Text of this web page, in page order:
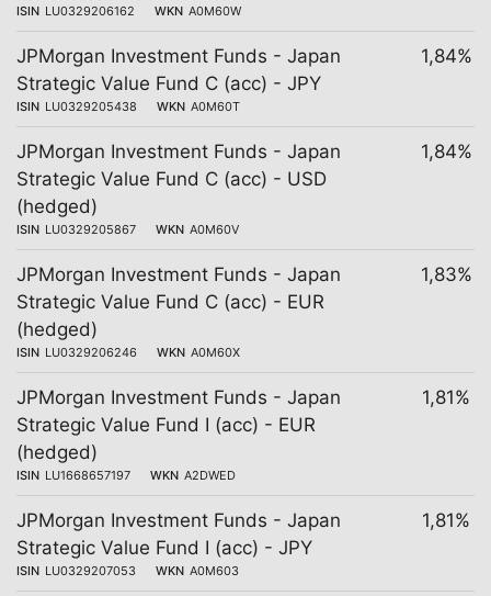
ISIN LU0329206162 WKN A0M60W
JPMorgan Investment Funds - Japan
Strategic Value Fund C (acc) - JPY
ISIN LU0329205438 WKN A0M60T
1,84%
JPMorgan Investment Funds - Japan
Strategic Value Fund C (acc) - USD
(hedged)
ISIN LU0329205867 WKN A0M60V
1,84%
JPMorgan Investment Funds - Japan
Strategic Value Fund C (acc) - EUR
(hedged)
ISIN LU0329206246 WKN A0M60X
1,83%
JPMorgan Investment Funds - Japan
Strategic Value Fund I (acc) - EUR
(hedged)
ISIN LU1668657197 WKN A2DWED
1,81%
JPMorgan Investment Funds - Japan
Strategic Value Fund I (acc) - JPY
ISIN LU0329207053 WKN A0M603
1,81%